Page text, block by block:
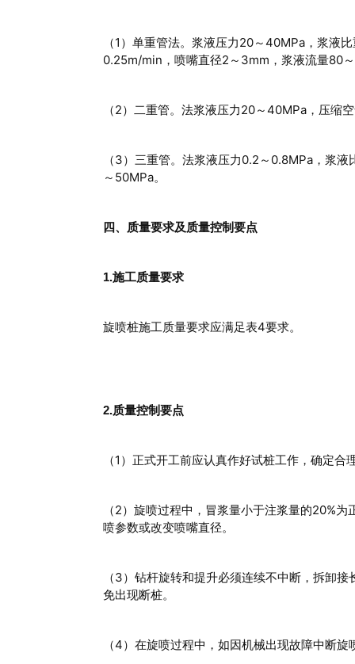
（1）单重管法。浆液压力20～40MPa，浆液
0.25m/min，喷嘴直径2～3mm，浆液流量80
（2）二重管。法浆液压力20～40MPa，压缩
（3）三重管。法浆液压力0.2～0.8MPa，浆
～50MPa。
四、质量要求及质量控制要点
1.施工质量要求
旋喷桩施工质量要求应满足表4要求。
2.质量控制要点
（1）正式开工前应认真作好试桩工作，确定
（2）旋喷过程中，冒浆量小于注浆量的20%
喷参数或改变喷嘴直径。
（3）钻杆旋转和提升必须连续不中断，拆卸
免出现断桩。
（4）在旋喷过程中，如因机械出现故障中断